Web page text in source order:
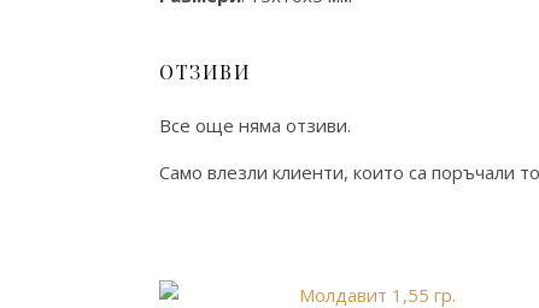
ОТЗИВИ
Все още няма отзиви.
Само влезли клиенти, които са поръчали